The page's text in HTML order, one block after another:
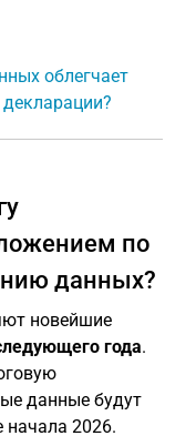
облегчает
по
данных?
новейшие
года.
данные будут
начала 2026.